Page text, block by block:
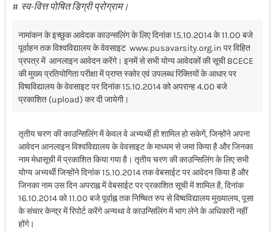
# स्व-वित्त पोषित डिग्री प्रोग्राम।
नामांकन के इच्छुक आवेदक काउन्सलिंग के लिए दिनांक 15.10.2014 के 11.00 बजे
पूर्वाहन तक विश्वविद्यालय के वेवसाइट www.pusavarsity.org.in पर विहित
प्रपत्र में आनलाइन आवेदन करेंगे। इनमें से सभी योग्य आवेदकों की सूची BCECE
की मुख्य प्रतियोगिता परीक्षा में प्राप्त स्कोर एवं उपलब्ध रिक्तियों के आधार पर
विष्वविद्यालय के वेवसाइट पर दिनांक 15.10.2014 को अपरान्ह 4.00 बजे
प्रकाशित (upload) कर दी जायेगी।
तृतीय चरण की काउन्सिलिंग में केवल वे अभ्यर्थी ही शामिल हो सकेगें, जिन्होंने अपना
आवेदन आनलाइन विश्वविद्यालय के वेवसाइट के माध्यम से जमा किया है और जिनका
नाम मेधासूची में प्रकाशित किया गया है। तृतीय चरण की काउन्सिलिंग के लिए सभी
योग्य अभ्यर्थी जिन्होंने दिनांक 15.10.2014 तक वेबसाईट पर आवेदन किया है और
जिनका नाम उस दिन अपराह्न में वेबसाईट पर प्रकाशित सूची में शामिल है, दिनांक
16.10.2014 को 11.00 बजे पूर्वाह्न तक निष्चित रुप से विष्वविद्यालय मुख्यालय, पूसा
के संचार केन्द्र में रिपोर्ट करेंगे अन्यथा वे काउन्सिलिंग में भाग लेने के अधिकारी नहीं
होंगे।